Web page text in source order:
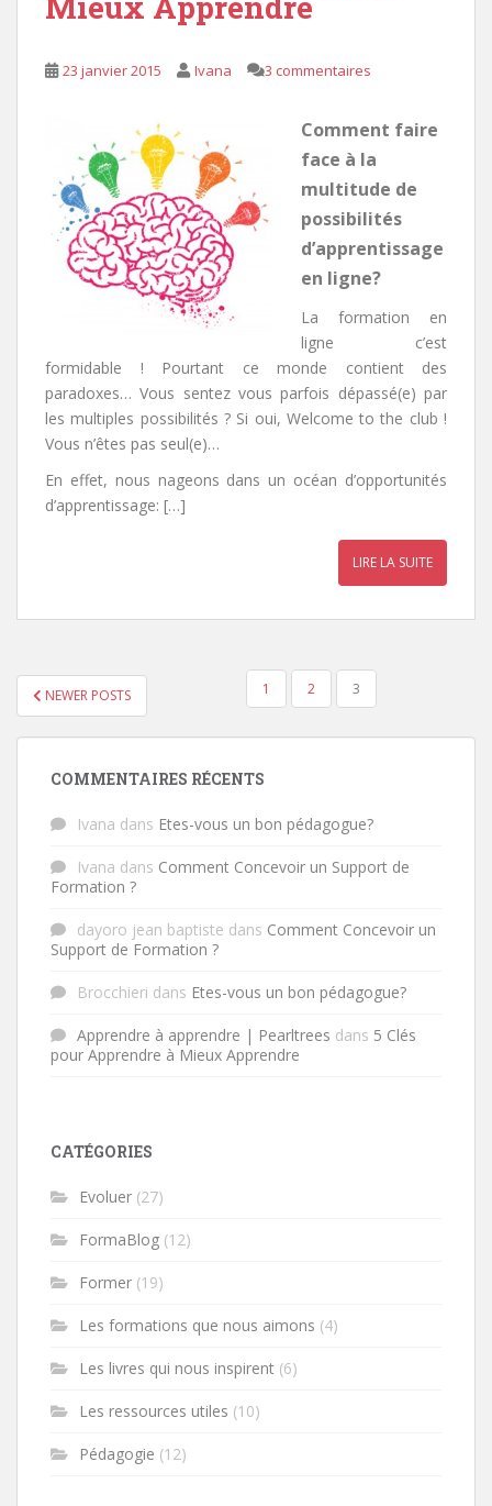
23 janvier 2015 Ivana 3 commentaires
Comment faire
face à la
multitude de
possibilités
d’apprentissage
en ligne?
La formation en
ligne c’est
formidable ! Pourtant ce monde contient des
paradoxes… Vous sentez vous parfois dépassé(e) par
les multiples possibilités ? Si oui, Welcome to the club !
Vous n’êtes pas seul(e)…
En effet, nous nageons dans un océan d’opportunités
d’apprentissage: […]
LIRE LA SUITE
NAVIGATION DES ARTICLES
NEWER POSTS 1 2 3
COMMENTAIRES RÉCENTS
Ivana dans Etes-vous un bon pédagogue?
Ivana dans Comment Concevoir un Support de
Formation ?
dayoro jean baptiste dans Comment Concevoir un
Support de Formation ?
Brocchieri dans Etes-vous un bon pédagogue?
Apprendre à apprendre | Pearltrees dans 5 Clés
pour Apprendre à Mieux Apprendre
CATÉGORIES
Evoluer (27)
FormaBlog (12)
Former (19)
Les formations que nous aimons (4)
Les livres qui nous inspirent (6)
Les ressources utiles (10)
Pédagogie (12)